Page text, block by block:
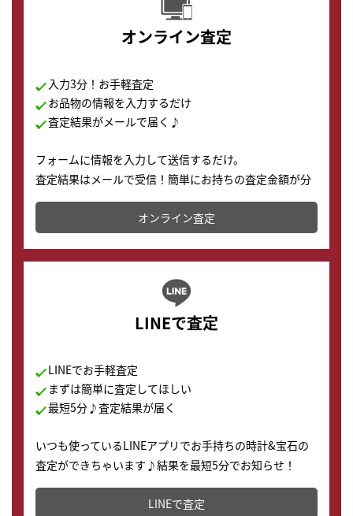
オンライン査定
入力3分！お手軽査定
お品物の情報を入力するだけ
査定結果がメールで届く♪
フォームに情報を入力して送信するだけ。
査定結果はメールで受信！簡単にお持ちの査定金額が分
かります。
オンライン査定
LINEで査定
LINEでお手軽査定
まずは簡単に査定してほしい
最短5分♪査定結果が届く
いつも使っているLINEアプリでお手持ちの時計&宝石の
査定ができちゃいます♪結果を最短5分でお知らせ！
どこからでもすぐに査定金額を知ることが出来ます。
LINEで査定